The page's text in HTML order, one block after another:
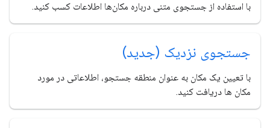
با استفاده از جستجوی متنی درباره مکان‌ها اطلاعات کسب کنید.
جستجوی نزدیک (جدید)
با تعیین یک مکان به عنوان منطقه جستجو، اطلاعاتی در مورد
مکان ها دریافت کنید.